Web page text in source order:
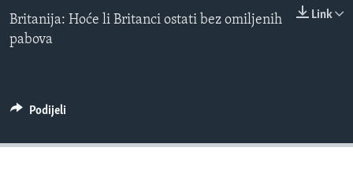
MAGAZIN
O GLASU AMERIKE
EMBED
0:00 0:00:00 Link
Britanija: Hoće li Britanci ostati bez omiljenih
pabova
Podijeli